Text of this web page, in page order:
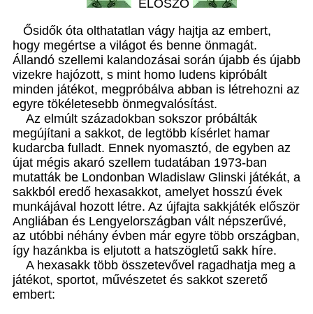
ELŐSZÓ
Ősidők óta olthatatlan vágy hajtja az embert,
hogy megértse a világot és benne önmagát.
Állandó szellemi kalandozásai során újabb és újabb
vizekre hajózott, s mint homo ludens kipróbált
minden játékot, megpróbálva abban is létrehozni az
egyre tökéletesebb önmegvalósítást.
Az elmúlt századokban sokszor próbálták
megújítani a sakkot, de legtöbb kísérlet hamar
kudarcba fulladt. Ennek nyomasztó, de egyben az
újat mégis akaró szellem tudatában 1973-ban
mutatták be Londonban Wladislaw Glinski játékát, a
sakkból eredő hexasakkot, amelyet hosszú évek
munkájával hozott létre. Az újfajta sakkjáték először
Angliában és Lengyelországban vált népszerűvé,
az utóbbi néhány évben már egyre több országban,
így hazánkba is eljutott a hatszögletű sakk híre.
A hexasakk több összetevővel ragadhatja meg a
játékot, sportot, művészetet és sakkot szerető
embert: